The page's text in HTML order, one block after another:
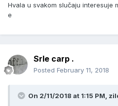
Hvala u svakom slučaju interesuje
e
Srle carp .
Posted February 11, 2018
On 2/11/2018 at 1:15 PM,